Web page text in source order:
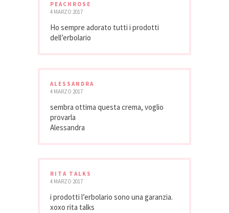
PEACHROSE
4 MARZO 2017
Ho sempre adorato tutti i prodotti
dell’erbolario
ALESSANDRA
4 MARZO 2017
sembra ottima questa crema, voglio
provarla
Alessandra
RITA TALKS
4 MARZO 2017
i prodotti l’erbolario sono una garanzia.
xoxo rita talks